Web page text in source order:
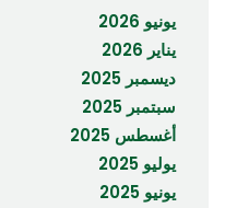
يونيو 2026
يناير 2026
ديسمبر 2025
سبتمبر 2025
أغسطس 2025
يوليو 2025
يونيو 2025